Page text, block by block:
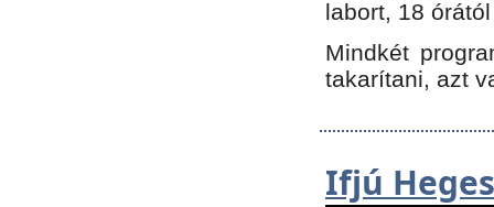
labort, 18
Mindkét
takarítani, azt
Ifjú